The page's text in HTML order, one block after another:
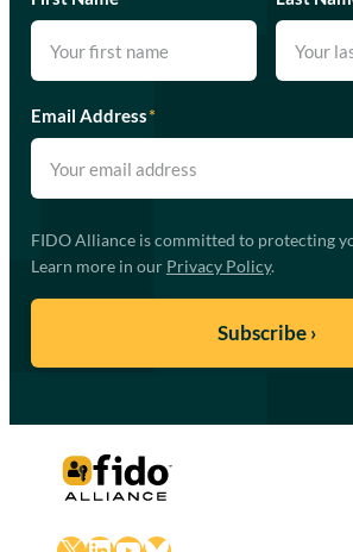
Email Address*
FIDO Alliance is committed to protecting
Learn more in our Privacy Policy.